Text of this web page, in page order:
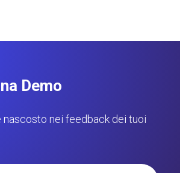
Demo
nascosto nei feedback dei tuoi